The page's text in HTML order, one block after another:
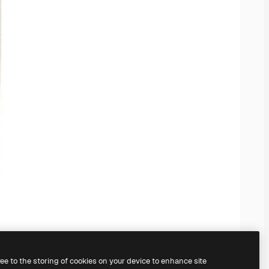
to the storing of cookies on your device to enhance site